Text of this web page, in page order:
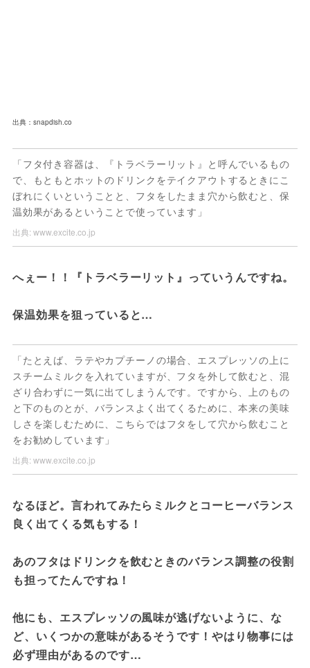
出典：snapdish.co
「フタ付き容器は、『トラベラーリット』と呼んでいるもの
で、もともとホットのドリンクをテイクアウトするときにこ
ぼれにくいということと、フタをしたまま穴から飲むと、保
温効果があるということで使っています」
出典: www.excite.co.jp
へぇー！！『トラベラーリット』っていうんですね。
保温効果を狙っていると…
「たとえば、ラテやカプチーノの場合、エスプレッソの上に
スチームミルクを入れていますが、フタを外して飲むと、混
ざり合わずに一気に出てしまうんです。ですから、上のもの
と下のものとが、バランスよく出てくるために、本来の美味
しさを楽しむために、こちらではフタをして穴から飲むこと
をお勧めしています」
出典: www.excite.co.jp
なるほど。言われてみたらミルクとコーヒーバランス
良く出てくる気もする！
あのフタはドリンクを飲むときのバランス調整の役割
も担ってたんですね！
他にも、エスプレッソの風味が逃げないように、な
ど、いくつかの意味があるそうです！やはり物事には
必ず理由があるのです…